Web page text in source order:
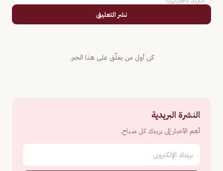
نشر التعليق
كن أول من يعلّق على هذا الخبر.
النشرة البريدية
أهم الأخبار إلى بريدك كل صباح.